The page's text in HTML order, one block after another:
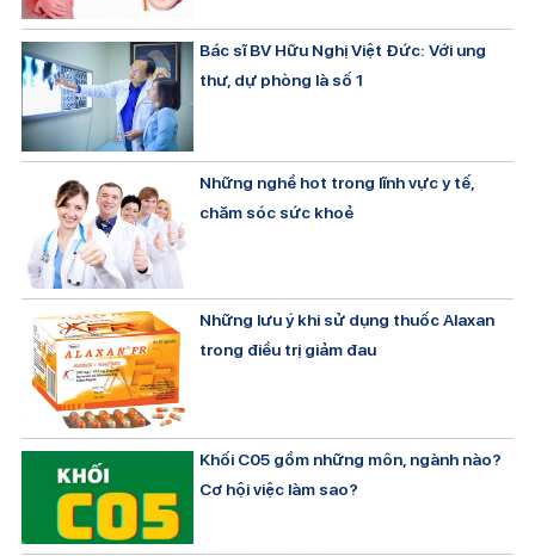
Bác sĩ BV Hữu Nghị Việt Đức: Với ung
thư, dự phòng là số 1
Những nghề hot trong lĩnh vực y tế,
chăm sóc sức khoẻ
Những lưu ý khi sử dụng thuốc Alaxan
trong điều trị giảm đau
Khối C05 gồm những môn, ngành nào?
Cơ hội việc làm sao?